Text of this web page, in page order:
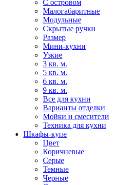
С островом
Малогабаритные
Модульные
Скрытые ручки
Размер
Мини-кухни
Узкие
3 кв. м.
5 кв. м.
6 кв. м.
9 кв. м.
Все для кухни
Варианты отделки
Мойки и смесители
Техника для кухни
Шкафы-купе
Цвет
Коричневые
Серые
Темные
Черные